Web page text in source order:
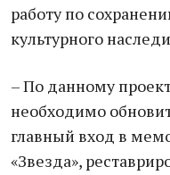
работу по
культурного
– По данному
необходимо
главный вход в
«Звезда»,